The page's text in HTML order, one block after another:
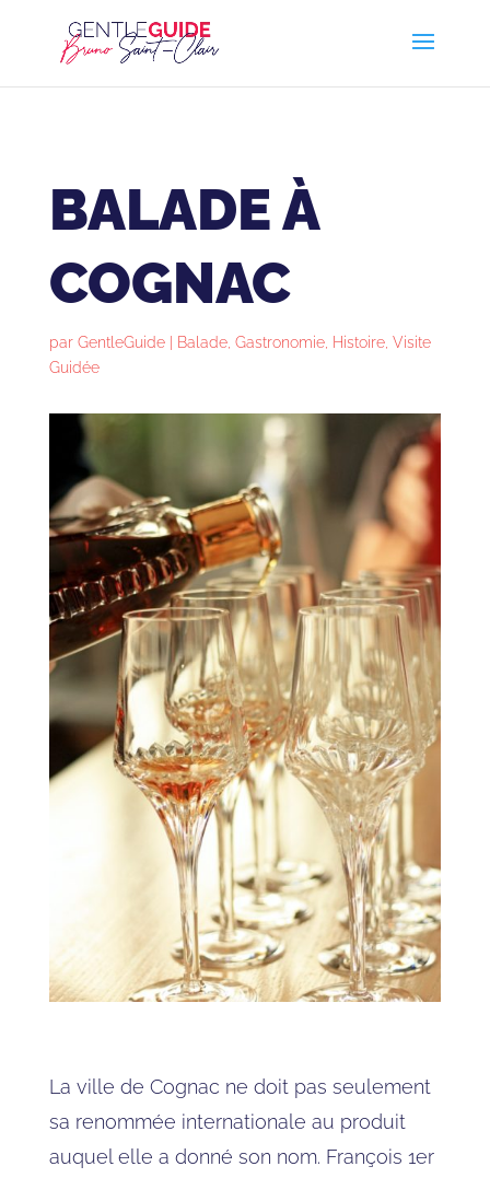
BALADE À
COGNAC
par GentleGuide| Balade, Gastronomie, Histoire, Visite
Guidée
La ville de Cognac ne doit pas seulement
sa renommée internationale au produit
auquel elle a donné son nom. François 1er